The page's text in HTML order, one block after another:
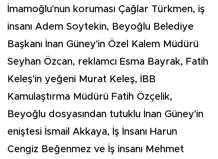
İmamoğlu'nun koruması Çağlar Türkmen, iş
insanı Adem Soytekin, Beyoğlu Belediye
Başkanı İnan Güney'in Özel Kalem Müdürü
Seyhan Özcan, reklamcı Esma Bayrak, Fatih
Keleş'in yeğeni Murat Keleş, İBB
Kamulaştırma Müdürü Fatih Özçelik,
Beyoğlu dosyasından tutuklu İnan Güney'in
eniştesi İsmail Akkaya, İş İnsanı Harun
Cengiz Beğenmez ve İş insanı Mehmet